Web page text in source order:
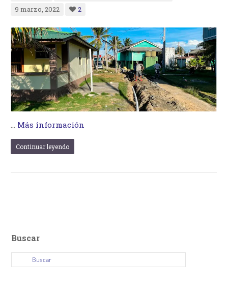
9 marzo, 2022
2
… Más información
Continuar leyendo
Buscar